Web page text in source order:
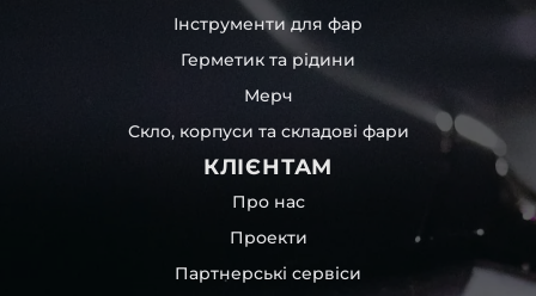
Інструменти для фар
Герметик та рідини
Мерч
Скло, корпуси та складові фари
КЛІЄНТАМ
Про нас
Проекти
Партнерські сервіси